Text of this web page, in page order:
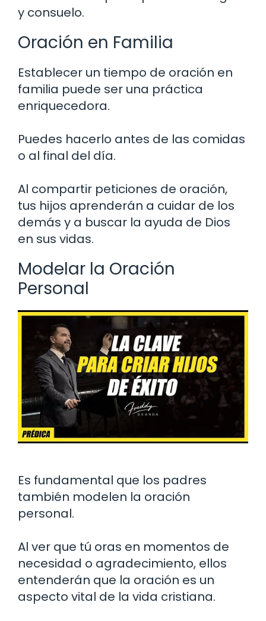
y consuelo.
Oración en Familia
Establecer un tiempo de oración en
familia puede ser una práctica
enriquecedora.
Puedes hacerlo antes de las comidas
o al final del día.
Al compartir peticiones de oración,
tus hijos aprenderán a cuidar de los
demás y a buscar la ayuda de Dios
en sus vidas.
Modelar la Oración
Personal
Es fundamental que los padres
también modelen la oración
personal.
Al ver que tú oras en momentos de
necesidad o agradecimiento, ellos
entenderán que la oración es un
aspecto vital de la vida cristiana.